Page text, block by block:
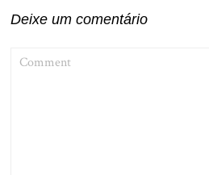
Deixe um comentário